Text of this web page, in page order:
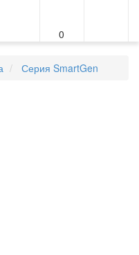
0
Серия SmartGen